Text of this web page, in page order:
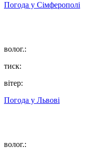
Погода у Сімферополі
волог.:
тиск:
вітер:
Погода у Львові
волог.: